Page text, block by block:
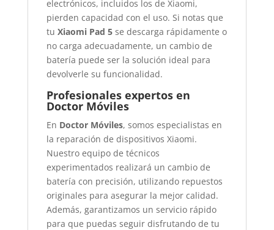
electrónicos, incluidos los de Xiaomi,
pierden capacidad con el uso. Si notas que
tu Xiaomi Pad 5se descarga rápidamente o
no carga adecuadamente, un cambio de
batería puede ser la solución ideal para
devolverle su funcionalidad.
Profesionales expertos en
Doctor Móviles
En Doctor Móviles, somos especialistas en
la reparación de dispositivos Xiaomi.
Nuestro equipo de técnicos
experimentados realizará un cambio de
batería con precisión, utilizando repuestos
originales para asegurar la mejor calidad.
Además, garantizamos un servicio rápido
para que puedas seguir disfrutando de tu